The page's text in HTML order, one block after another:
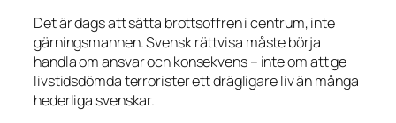
Det är dags att sätta brottsoffren i centrum, inte
gärningsmannen. Svensk rättvisa måste börja
handla om ansvar och konsekvens – inte om att ge
livstidsdömda terrorister ett drägligare liv än många
hederliga svenskar.